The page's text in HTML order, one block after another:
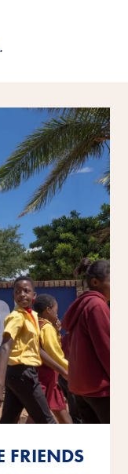
FRIENDS
FRIENDS
FRIENDS